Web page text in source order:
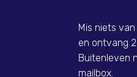
Mis niets
en ontvang
Buitenleven
mailbox.